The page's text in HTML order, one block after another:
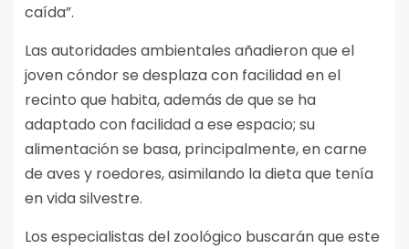
caída”.
Las autoridades ambientales añadieron que el
joven cóndor se desplaza con facilidad en el
recinto que habita, además de que se ha
adaptado con facilidad a ese espacio; su
alimentación se basa, principalmente, en carne
de aves y roedores, asimilando la dieta que tenía
en vida silvestre.
Los especialistas del zoológico buscarán que este